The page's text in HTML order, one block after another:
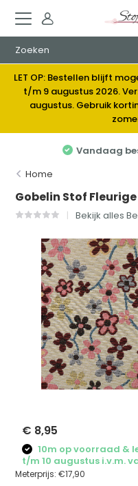
LET OP: Bestellen blijft
t/m 9 augustus 2026.
augustus. Gebruik
Elke
Home
Gobelin Stof
Bekijk alles
€ 8,95
10m op voorraad &
t/m 10 augustus i.v.m.
Meterprijs:€17,90